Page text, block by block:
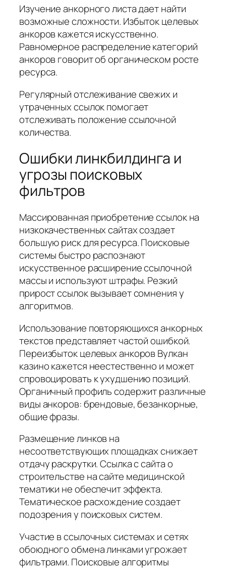
Изучение анкорного листа дает найти
возможные сложности. Избыток целевых
анкоров кажется искусственно.
Равномерное распределение категорий
анкоров говорит об органическом росте
ресурса.
Регулярный отслеживание свежих и
утраченных ссылок помогает
отслеживать положение ссылочной
количества.
Ошибки линкбилдинга и
угрозы поисковых
фильтров
Массированная приобретение ссылок на
низкокачественных сайтах создает
большую риск для ресурса. Поисковые
системы быстро распознают
искусственное расширение ссылочной
массы и используют штрафы. Резкий
прирост ссылок вызывает сомнения у
алгоритмов.
Использование повторяющихся анкорных
текстов представляет частой ошибкой.
Переизбыток целевых анкоров Вулкан
казино кажется неестественно и может
спровоцировать к ухудшению позиций.
Органичный профиль содержит различные
виды анкоров: брендовые, безанкорные,
общие фразы.
Размещение линков на
несоответствующих площадках снижает
отдачу раскрутки. Ссылка с сайта о
строительстве на сайте медицинской
тематики не обеспечит эффекта.
Тематическое расхождение создает
подозрения у поисковых систем.
Участие в ссылочных системах и сетях
обоюдного обмена линками угрожает
фильтрами. Поисковые алгоритмы